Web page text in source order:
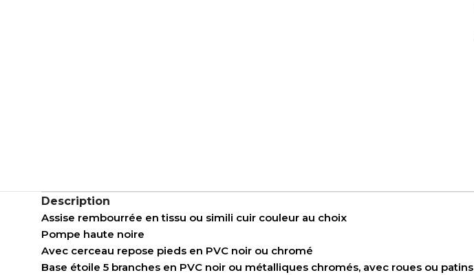
Description
Assise rembourrée en tissu ou simili cuir couleur au choix
Pompe haute noire
Avec cerceau repose pieds en PVC noir ou chromé
Base étoile 5 branches en PVC noir ou métalliques chromés, avec roues ou patins